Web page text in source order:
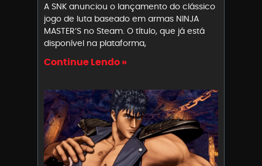
A SNK anunciou o lançamento do clássico
jogo de luta baseado em armas NINJA
MASTER’S no Steam. O título, que já está
disponível na plataforma,
Continue Lendo »